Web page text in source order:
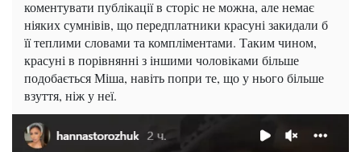
коментувати публікації в сторіс не можна, але немає
ніяких сумнівів, що передплатники красуні закидали б
її теплими словами та компліментами. Таким чином,
красуні в порівнянні з іншими чоловіками більше
подобається Міша, навіть попри те, що у нього більше
взуття, ніж у неї.